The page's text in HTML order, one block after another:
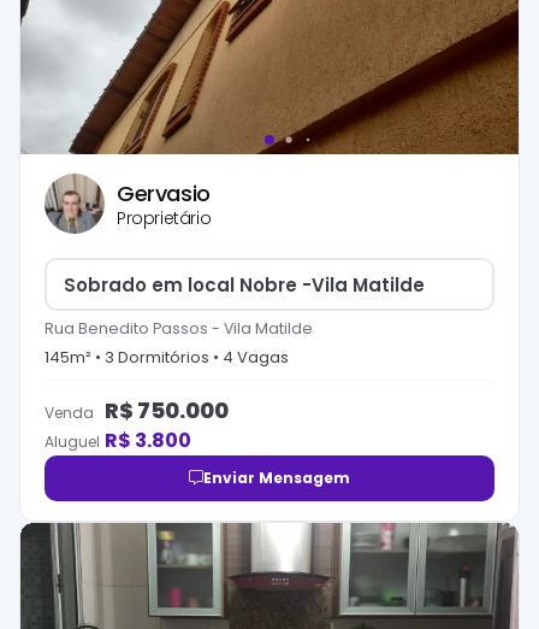
Gervasio
Proprietário
Sobrado em local Nobre -Vila Matilde
Rua Benedito Passos - Vila Matilde
145m² • 3 Dormitórios • 4 Vagas
Venda R$ 750.000
Aluguel R$ 3.800
Enviar Mensagem